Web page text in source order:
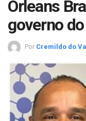
Orleans
governo
Por Cremildo do